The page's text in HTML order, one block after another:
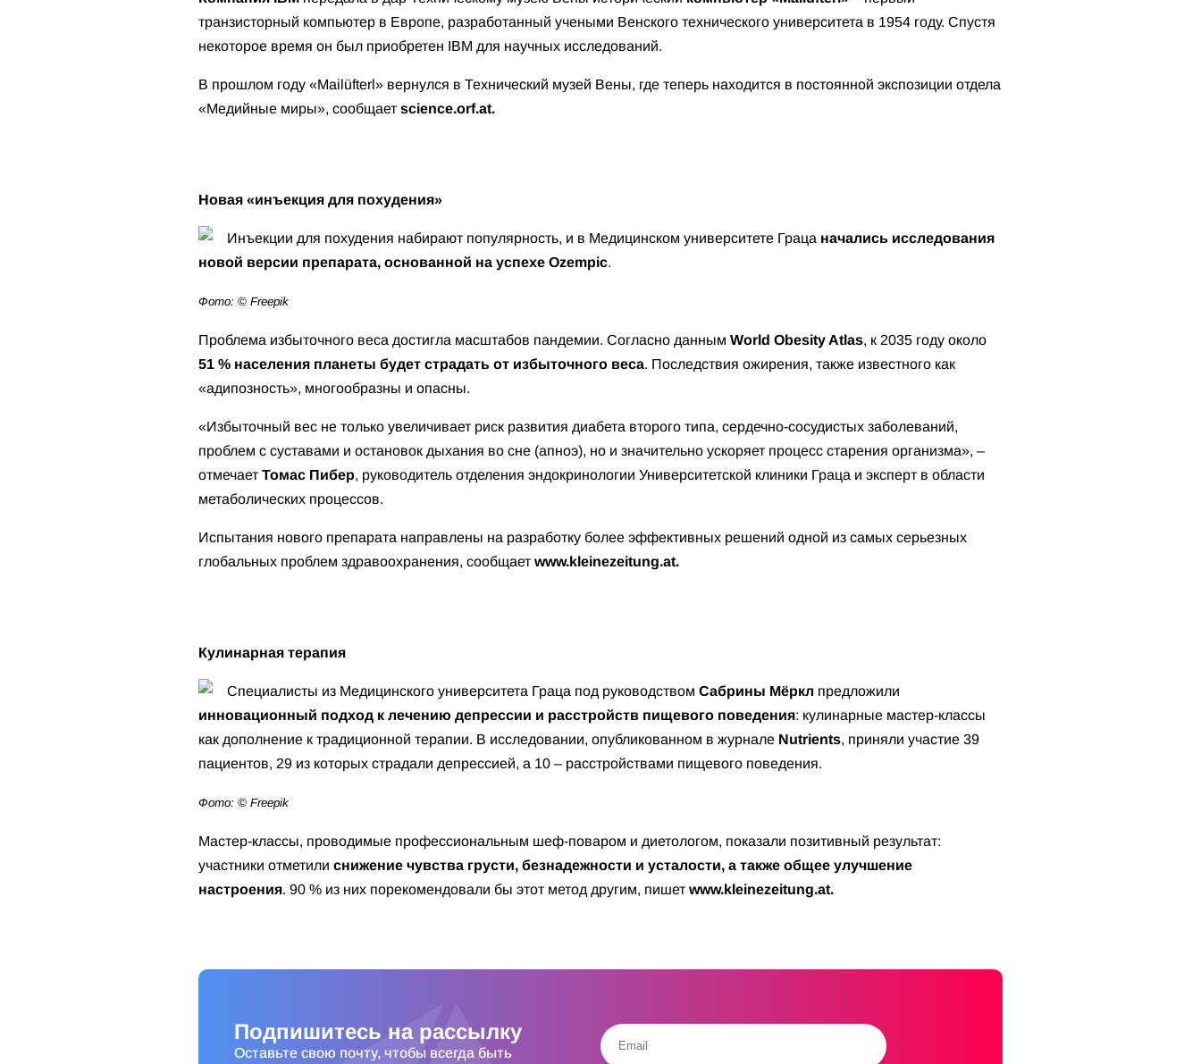
транзисторный компьютер в Европе, разработанный учеными Венского технического университета в 1954 году. Спустя
некоторое время он был приобретен IBM для научных исследований.
В прошлом году «Mailüfterl» вернулся в Технический музей Вены, где теперь находится в постоянной экспозиции отдела
«Медийные миры», сообщает science.orf.at.
Новая «инъекция для похудения»
Инъекции для похудения набирают популярность, и в Медицинском университете Граца начались исследования
новой версии препарата, основанной на успехе Ozempic.
Фото: © Freepik
Проблема избыточного веса достигла масштабов пандемии. Согласно данным World Obesity Atlas, к 2035 году около
51 % населения планеты будет страдать от избыточного веса. Последствия ожирения, также известного как
«адипозность», многообразны и опасны.
«Избыточный вес не только увеличивает риск развития диабета второго типа, сердечно-сосудистых заболеваний,
проблем с суставами и остановок дыхания во сне (апноэ), но и значительно ускоряет процесс старения организма», –
отмечает Томас Пибер, руководитель отделения эндокринологии Университетской клиники Граца и эксперт в области
метаболических процессов.
Испытания нового препарата направлены на разработку более эффективных решений одной из самых серьезных
глобальных проблем здравоохранения, сообщает www.kleinezeitung.at.
Кулинарная терапия
Специалисты из Медицинского университета Граца под руководством Сабрины Мёркл предложили
инновационный подход к лечению депрессии и расстройств пищевого поведения: кулинарные мастер-классы
как дополнение к традиционной терапии. В исследовании, опубликованном в журнале Nutrients, приняли участие 39
пациентов, 29 из которых страдали депрессией, а 10 – расстройствами пищевого поведения.
Фото: © Freepik
Мастер-классы, проводимые профессиональным шеф-поваром и диетологом, показали позитивный результат:
участники отметили снижение чувства грусти, безнадежности и усталости, а также общее улучшение
настроения. 90 % из них порекомендовали бы этот метод другим, пишет www.kleinezeitung.at.
Подпишитесь на рассылку
Оставьте свою почту, чтобы всегда быть